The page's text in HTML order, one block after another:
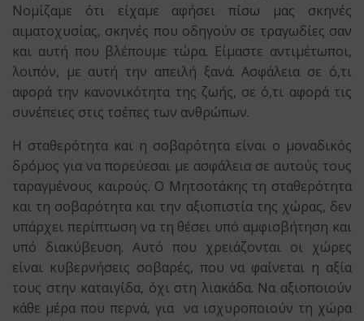
Νομίζαμε ότι είχαμε αφήσει πίσω μας σκηνές
αιματοχυσίας, σκηνές που οδηγούν σε τραγωδίες σαν
και αυτή που βλέπουμε τώρα. Είμαστε αντιμέτωποι,
λοιπόν, με αυτή την απειλή ξανά. Ασφάλεια σε ό,τι
αφορά την κανονικότητα της ζωής, σε ό,τι αφορά τις
συνέπειες στις τσέπες των ανθρώπων.
Η σταθερότητα και η σοβαρότητα είναι ο μοναδικός
δρόμος για να πορεύεσαι με ασφάλεια σε αυτούς τους
ταραγμένους καιρούς. Ο Μητσοτάκης τη σταθερότητα
και τη σοβαρότητα και την αξιοπιστία της χώρας, δεν
υπάρχει περίπτωση να τη θέσει υπό αμφισβήτηση και
υπό διακύβευση. Αυτό που χρειάζονται οι χώρες
είναι κυβερνήσεις σοβαρές, που να φαίνεται η αξία
τους στην καταιγίδα, όχι στη λιακάδα. Να αξιοποιούν
κάθε μέρα που περνά, για να ισχυροποιούν τη χώρα